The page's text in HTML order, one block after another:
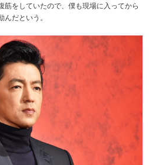
筋をしていたので、僕も現場に入ってから
だという。